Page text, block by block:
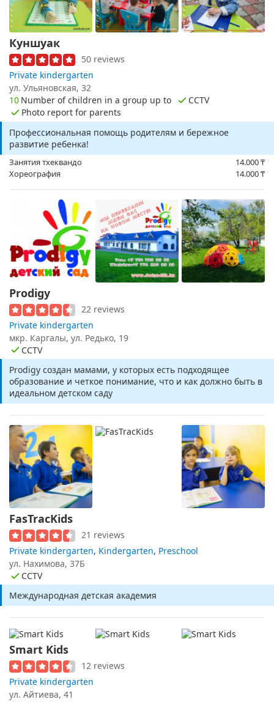
Куншуак
50 reviews
Private kindergarten
ул. Ульяновская, 32
10 Number of children in a group up to
CCTV
Photo report for parents
Профессиональная помощь родителям и бережное
развитие ребенка!
Занятия тхеквандо 14.000₸
Хореография
14.000₸
Prodigy
22 reviews
Private kindergarten
мкр. Каргалы, ул. Редько, 19
CCTV
Prodigy создан мамами, у которых есть подходящее
образование и четкое понимание, что и как должно быть в
идеальном детском саду
FasTracKids
21 reviews
Private kindergarten, Kindergarten, Preschool
ул. Нахимова, 37Б
CCTV
Международная детская академия
Smart Kids
12 reviews
Private kindergarten
ул. Айтиева, 41